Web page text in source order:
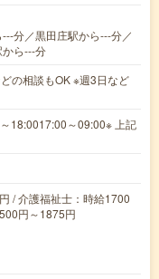
分／黒田庄駅から---分／
ら---分
の相談もOK ※週3日など
18:0017:00～09:00※ 上記
/ 介護福祉士：時給1700
円～1875円